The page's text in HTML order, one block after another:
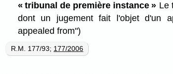
« tribunal de première instance » Le
dont un jugement fait l'objet d'un
appealed from")
R.M. 177/93; 177/2006